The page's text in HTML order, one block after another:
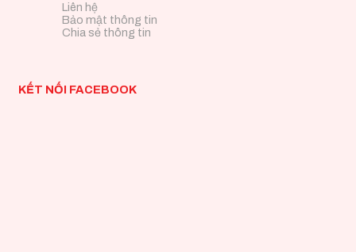
Liên hệ
Bảo mật thông tin
Chia sẻ thông tin
KẾT NỐI FACEBOOK